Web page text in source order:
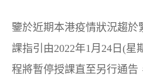
鑒於近期本港疫情狀況趨於
課指引由2022年1月24日(星
程將暫停授課直至另行通告